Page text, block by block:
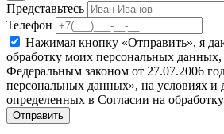
Представьтесь
Телефон
Нажимая кнопку «Отправить», я
обработку моих персональных данных,
Федеральным законом от 27.07.2006
персональных данных», на условиях и
определенных в Согласии на
Отправить